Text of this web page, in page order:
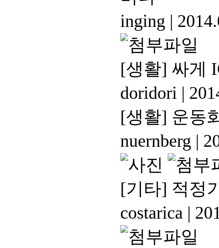
inging |
[생활] 싸게
doridori |
[생활] 운동
nuernberg |
[기타] 적정
costarica |